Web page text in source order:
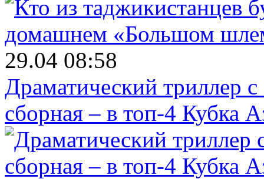
29.04 08:58
Драматический триллер
сборная – в топ-4 Кубка